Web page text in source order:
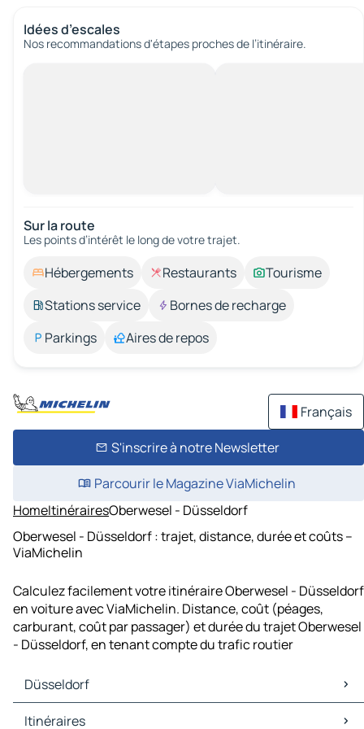
Idées d’escales
Nos recommandations d'étapes proches de l’itinéraire.
Sur la route
Les points d’intérêt le long de votre trajet.
Hébergements Restaurants
Tourisme
Stations service
Bornes de recharge
Parkings
Aires de repos
Français
S'inscrire à notre Newsletter
Parcourir le Magazine ViaMichelin
HomeItinérairesOberwesel - Düsseldorf
Oberwesel - Düsseldorf : trajet, distance, durée et coûts –
ViaMichelin
Calculez facilement votre itinéraire Oberwesel - Düsseldorf
en voiture avec ViaMichelin. Distance, coût (péages,
carburant, coût par passager) et durée du trajet Oberwesel
- Düsseldorf, en tenant compte du trafic routier
Düsseldorf
Düsseldorf Cartes et plans
Itinéraires